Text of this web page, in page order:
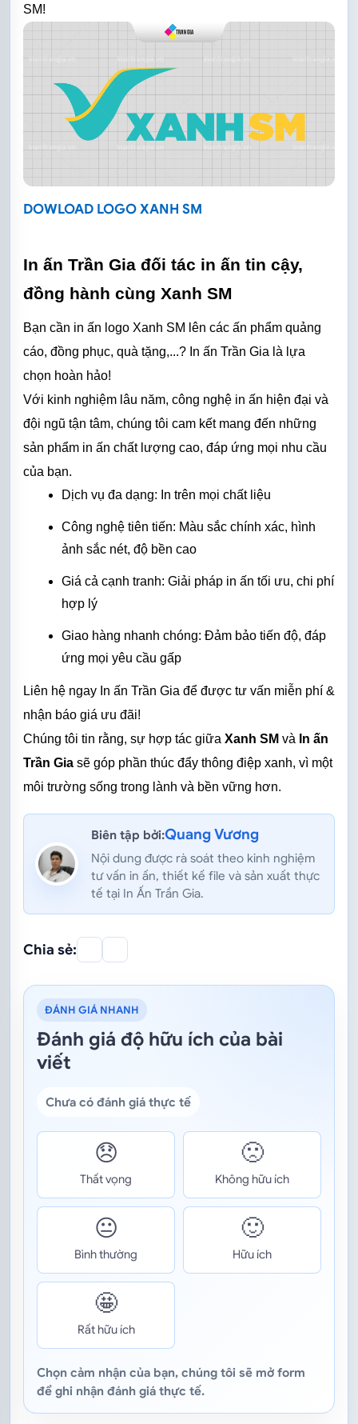
SM!
DOWLOAD LOGO XANH SM
In ấn Trần Gia đối tác in ấn tin cậy,
đồng hành cùng Xanh SM
Bạn cần in ấn logo Xanh SM lên các ấn phẩm quảng
cáo, đồng phục, quà tặng,...? In ấn Trần Gia là lựa
chọn hoàn hảo!
Với kinh nghiệm lâu năm, công nghệ in ấn hiện đại và
đội ngũ tận tâm, chúng tôi cam kết mang đến những
sản phẩm in ấn chất lượng cao, đáp ứng mọi nhu cầu
của bạn.
Dịch vụ đa dạng: In trên mọi chất liệu
Công nghệ tiên tiến: Màu sắc chính xác, hình
ảnh sắc nét, độ bền cao
Giá cả cạnh tranh: Giải pháp in ấn tối ưu, chi phí
hợp lý
Giao hàng nhanh chóng: Đảm bảo tiến độ, đáp
ứng mọi yêu cầu gấp
Liên hệ ngay In ấn Trần Gia để được tư vấn miễn phí &
nhận báo giá ưu đãi!
Chúng tôi tin rằng, sự hợp tác giữa Xanh SM và In ấn
Trần Gia sẽ góp phần thúc đẩy thông điệp xanh, vì một
môi trường sống trong lành và bền vững hơn.
Biên tập bởi:Quang Vương
Nội dung được rà soát theo kinh nghiệm
tư vấn in ấn, thiết kế file và sản xuất thực
tế tại In Ấn Trần Gia.
Chia sẻ:
ĐÁNH GIÁ NHANH
Đánh giá độ hữu ích của bài
viết
Chưa có đánh giá thực tế
😞
Thất vọng
🙁
Không hữu ích
😐
Bình thường
🙂
Hữu ích
🤩
Rất hữu ích
Chọn cảm nhận của bạn, chúng tôi sẽ mở form
để ghi nhận đánh giá thực tế.